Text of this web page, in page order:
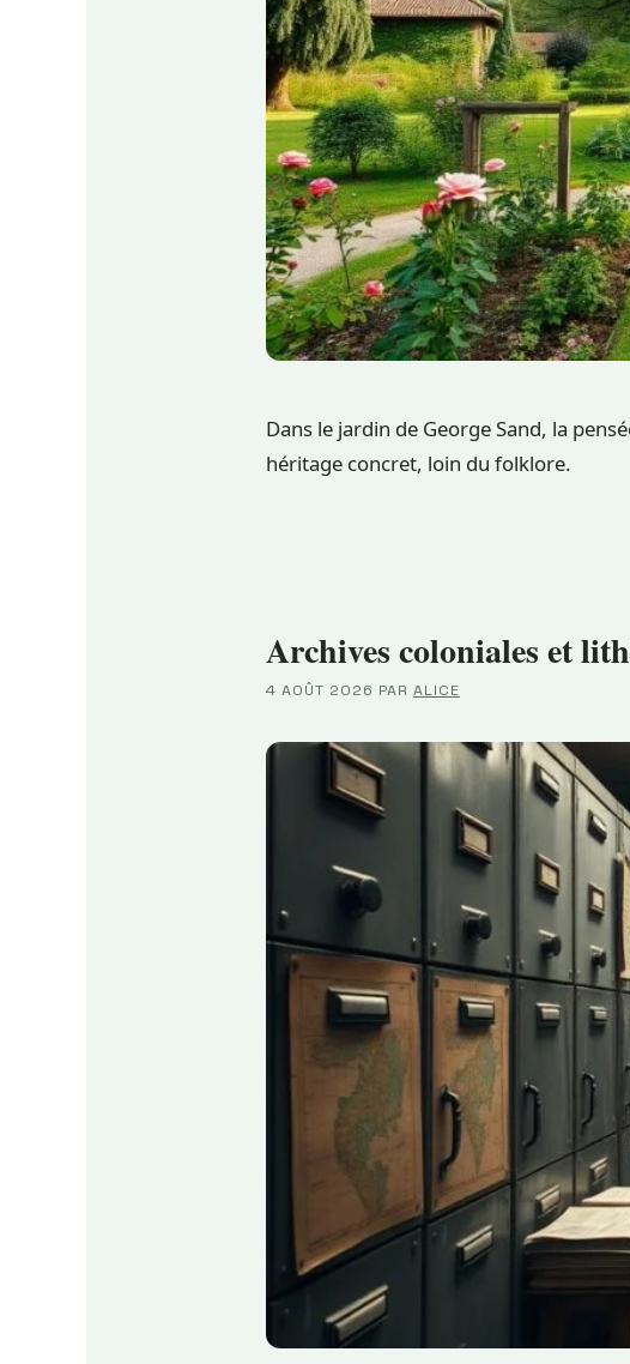
Dans le jardin de George Sand, la
héritage concret, loin du folklore.
Archives coloniales et
4 AOÛT 2026 PAR ALICE